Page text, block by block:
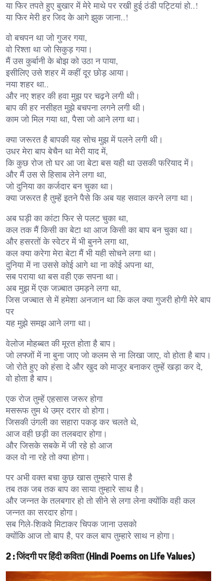
या फिर तपते हुए बुखार में मेरे माथे पर रखी हुई ठंडी पट्टियां हो..!
या फिर मेरी हर जिद के आगे झुक जाना..!
वो बचपन था जो गुजर गया,
वो रिश्ता था जो सिकुड़ गया।
मैं उस कुर्बानी के बोझ को उठा न पाया,
इसीलिए उसे शहर में कहीं दूर छोड़ आया।
नया शहर था..
और नए शहर की हवा मुझ पर चढ़ने लगी थी।
बाप की हर नसीहत मुझे बचपना लगने लगी थी।
काम जो मिल गया था, पैसा जो आने लगा था।
क्या जरूरत है बापकी यह सोच मुझ में पलने लगी थी।
उधर मेरा बाप बेचैन था मेरी याद में,
कि कुछ रोज तो घर आ जा बेटा बस यही था उसकी फरियाद में।
और मैं उस से हिसाब लेने लगा था,
जो दुनिया का कर्जदार बन चुका था।
क्या जरूरत है तुम्हें इतने पैसे कि अब यह सवाल करने लगा था।
अब घड़ी का कांटा फिर से पलट चुका था,
कल तक मैं किसी का बेटा था आज किसी का बाप बन चुका था।
और हसरतों के स्वेटर में भी बुनने लगा था,
कल क्या करेगा मेरा बेटा मैं भी यही सोचने लगा था।
दुनिया में ना उससे कोई आगे था ना कोई अपना था,
सब पराया था बस वही एक सपना था।
अब मुझ में एक जज़्बात उमड़ने लगा था,
जिस जज्बात से में हमेशा अनजान था कि कल क्या गुजरी होगी मेरे बाप
पर
यह मुझे समझ आने लगा था।
वेलोज मोहब्बत की मूरत होता है बाप।
जो लफ्जों में ना बुना जाए जो कलम से ना लिखा जाए, वो होता है बाप।
जो रोते हुए को हंसा दे और खुद को माजूर बनाकर तुम्हें खड़ा कर दे,
वो होता है बाप।
एक रोज तुम्हें एहसास जरूर होगा
मसरूफ तुम थे उम्र दरार वो होगा।
जिसकी उंगली का सहारा पकड़ कर चलते थे,
आज वही छड़ी का तलबदार होगा।
और जिसके सबके में जी रहे हो आज
कल वो ना रहे तो क्या होगा।
पर अभी वक्त बचा कुछ खास तुम्हारे पास है
तब तक जब तक बाप का साया तुम्हारे साथ है।
और जन्नत के तलबगार हो तो सीने से लगा लेना क्योंकि वही कल
जन्नत का सरदार होगा।
सब गिले-शिकवे मिटाकर चिपक जाना उसको
क्योंकि आज तो बाप है, पर कल बाप तुम्हारे साथ न होगा।
2 : जिंदगी पर हिंदी कविता (Hindi Poems on Life Values)